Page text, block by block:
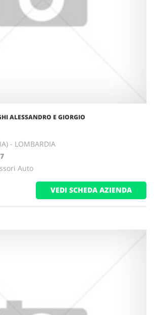
ALESSANDRO E GIORGIO
- LOMBARDIA
Auto
VEDI SCHEDA AZIENDA